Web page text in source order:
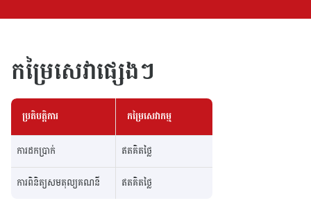
កម្រៃសេវាផ្សេងៗ
ប្រតិបត្តិការ កម្រៃសេវាកម្ម
ការដកប្រាក់ ឥតគិតថ្លៃ
ការពិនិត្យសមតុល្យគណនី ឥតគិតថ្លៃ